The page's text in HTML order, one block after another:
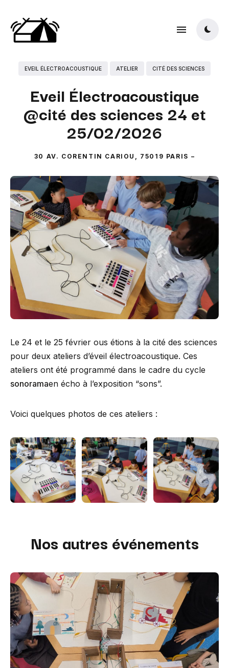
EVEIL ÉLECTROACOUSTIQUE ATELIER CITÉ DES SCIENCES
Eveil Électroacoustique
@cité des sciences 24 et
25/02/2026
30 AV. CORENTIN CARIOU, 75019 PARIS –
Le 24 et le 25 février ous étions à la cité des sciences
pour deux ateliers d’éveil électroacoustique. Ces
ateliers ont été programmé dans le cadre du cycle
sonoramaen écho à l’exposition “sons”.
Voici quelques photos de ces ateliers :
Nos autres événements